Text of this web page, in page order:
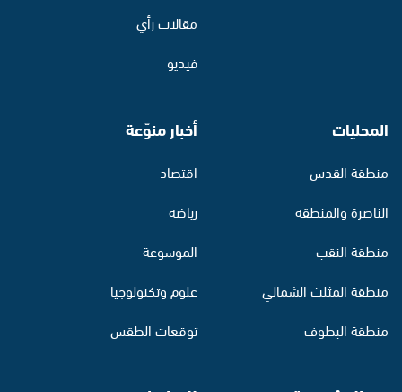
مقالات رأي
فيديو
المحليات
منطقة القدس
الناصرة والمنطقة
منطقة النقب
منطقة المثلث الشمالي
منطقة البطوف
أخبار منوّعة
اقتصاد
رياضة
الموسوعة
علوم وتكنولوجيا
توقعات الطقس